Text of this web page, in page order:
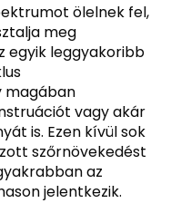
ölelnek fel,
meg
egyik leggyakoribb
magában
vagy akár
is. Ezen kívül sok
szőrnövekedést
az
jelentkezik.